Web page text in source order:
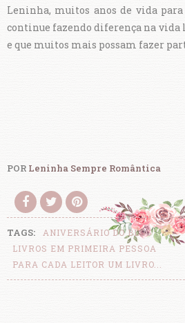
Leninha, muitos anos de vida
continue fazendo diferença na
e que muitos mais possam fazer
POR Leninha Sempre Romântica
TAGS:
ANIVERSÁRIO DO BLOG
LIVROS EM PRIMEIRA PESSOA
PARA CADA LEITOR UM LIVRO...